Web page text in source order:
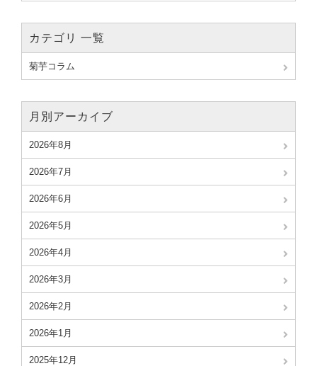
カテゴリ 一覧
菊芋コラム
月別アーカイブ
2026年8月
2026年7月
2026年6月
2026年5月
2026年4月
2026年3月
2026年2月
2026年1月
2025年12月